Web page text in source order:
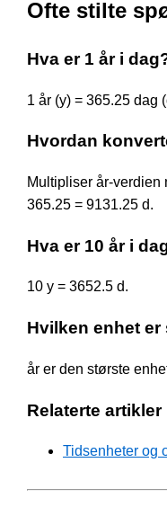
Ofte stilte
Hva er 1 år i
1 år (y) = 365.25 dag
Hvordan
Multipliser år-verdien
365.25 = 9131.25 d.
Hva er 10 år i
10 y = 3652.5 d.
Hvilken enhet er
år er den største
Relaterte artikler
Tidsenheter og